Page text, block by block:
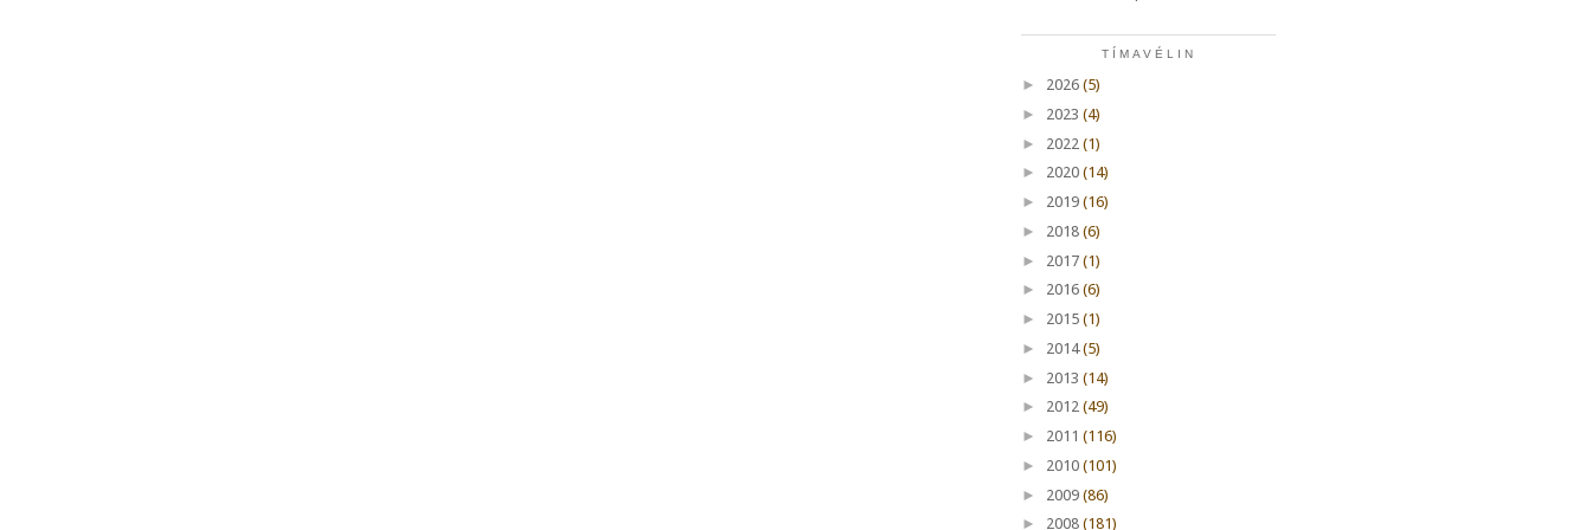
TÍMAVÉLIN
► 2026 (5)
► 2023 (4)
► 2022 (1)
► 2020 (14)
► 2019 (16)
► 2018 (6)
► 2017 (1)
► 2016 (6)
► 2015 (1)
► 2014 (5)
► 2013 (14)
► 2012 (49)
► 2011 (116)
► 2010 (101)
► 2009 (86)
► 2008 (181)